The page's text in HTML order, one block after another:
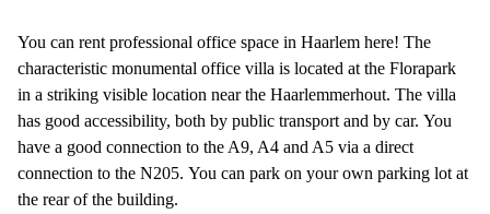
You can rent professional office space in Haarlem here! The
characteristic monumental office villa is located at the Florapark
in a striking visible location near the Haarlemmerhout. The villa
has good accessibility, both by public transport and by car. You
have a good connection to the A9, A4 and A5 via a direct
connection to the N205. You can park on your own parking lot at
the rear of the building.